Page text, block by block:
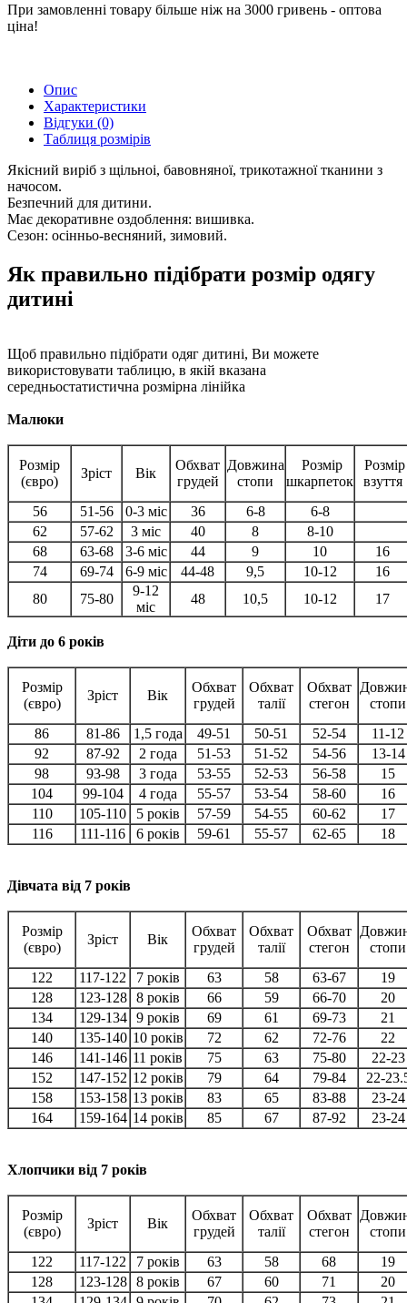
При замовленні товару більше ніж на 3000 гривень - оптова
ціна!
Опис
Характеристики
Відгуки (0)
Таблиця розмірів
Якісний виріб з щільноі, бавовняної, трикотажної тканини з
начосом.
Безпечний для дитини.
Має декоративне оздоблення: вишивка.
Сезон: осінньо-весняний, зимовий.
Як правильно підібрати розмір одягу
дитині
Щоб правильно підібрати одяг дитині, Ви можете
використовувати таблицю, в якій вказана
середньостатистична розмірна лінійка
Малюки
Розмір
(євро)
Зріст Вік
Обхват
грудей
Довжина
стопи
Розмір
шкарпеток
Розмір
взуття
56
51-56 0-3 міс 36 6-8
6-8
62
57-62 3 міс 40 8
8-10
68
63-68 3-6 міс 44 9 10
16
74
69-74 6-9 міс 44-48 9,5 10-12
16
80
75-80
9-12
міс
48 10,5 10-12 17
Діти до 6 років
Розмір
(євро)
Зріст Вік
Обхват
грудей
Обхват
талії
Обхват
стегон
стопи
86
81-86 1,5 года 49-51 50-51 52-54
11-12
92
87-92 2 года 51-53 51-52 54-56
13-14
98
93-98 3 года 53-55 52-53 56-58
15
104
99-104 4 года 55-57 53-54 58-60
16
110
105-110 5 років 57-59 54-55 60-62
17
116
111-116 6 років 59-61 55-57 62-65 18
Дівчата від 7 років
Розмір
(євро)
Зріст Вік
Обхват
грудей
Обхват
талії
Обхват
стегон
стопи
122
117-122 7 років 63 58 63-67
19
128
123-128 8 років 66 59 66-70
20
134
129-134 9 років 69 61 69-73
21
140
135-140 10 років 72 62 72-76
22
146
141-146 11 років 75 63 75-80
22-23
152
147-152 12 років 79 64 79-84
22-
158
153-158 13 років 83 65 83-88
23-24
164
159-164 14 років 85 67 87-92 23-24
Хлопчики від 7 років
Розмір
(євро)
Зріст Вік
Обхват
грудей
Обхват
талії
Обхват
стегон
стопи
122
117-122 7 років 63 58 68
19
128
123-128 8 років 67 60 71
20